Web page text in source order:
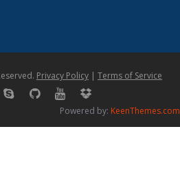
Privacy Policy | Terms of Service
Powered by: KeenThemes.com